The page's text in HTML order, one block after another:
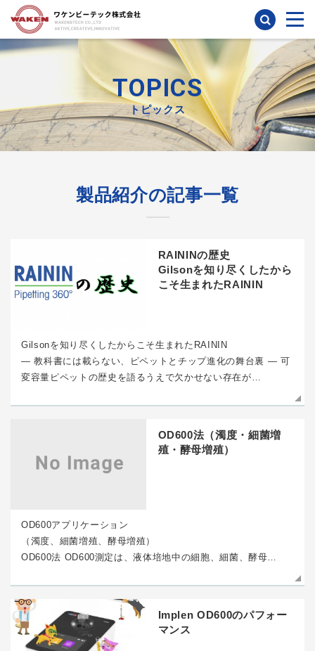
検索
TOPICS
トピックス
製品紹介の記事一覧
RAININの歴史
Gilsonを知り尽くしたから
こそ生まれたRAININ
Gilsonを知り尽くしたからこそ生まれたRAININ
― 教科書には載らない、ピペットとチップ進化の舞台裏 ― 可
変容量ピペットの歴史を語るうえで欠かせない存在が…
OD600法（濁度・細菌増
殖・酵母増殖）
OD600アプリケーション
（濁度、細菌増殖、酵母増殖）
OD600法 OD600測定は、液体培地中の細胞、細菌、酵母…
Implen OD600のパフォー
マンス